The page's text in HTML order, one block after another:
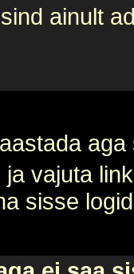
ainult
aga
ja vajuta
sisse